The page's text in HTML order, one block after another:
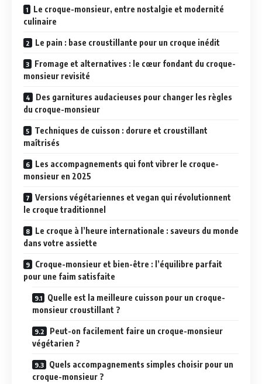
Le croque-monsieur, entre nostalgie et modernité
culinaire
Le pain : base croustillante pour un croque inédit
Fromage et alternatives : le cœur fondant du croque-
monsieur revisité
Des garnitures audacieuses pour changer les règles
du croque-monsieur
Techniques de cuisson : dorure et croustillant
maîtrisés
Les accompagnements qui font vibrer le croque-
monsieur en 2025
Versions végétariennes et vegan qui révolutionnent
le croque traditionnel
Le croque à l’heure internationale : saveurs du monde
dans votre assiette
Croque-monsieur et bien-être : l’équilibre parfait
pour une faim satisfaite
Quelle est la meilleure cuisson pour un croque-
monsieur croustillant ?
Peut-on facilement faire un croque-monsieur
végétarien ?
Quels accompagnements simples choisir pour un
croque-monsieur ?